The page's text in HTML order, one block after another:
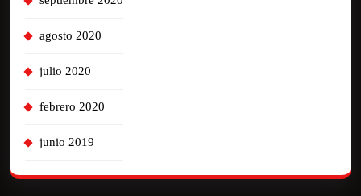
agosto 2020
julio 2020
febrero 2020
junio 2019